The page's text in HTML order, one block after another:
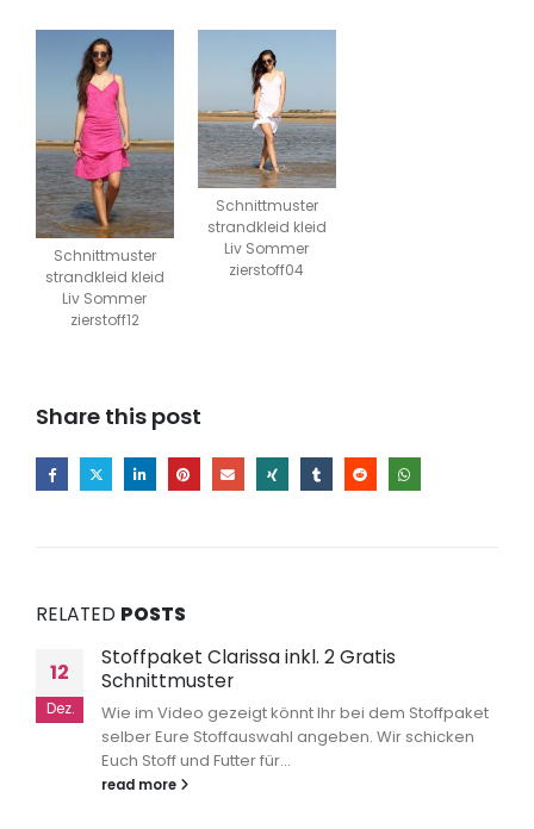
Schnittmuster
strandkleid kleid
Liv Sommer
zierstoff12
Schnittmuster
strandkleid kleid
Liv Sommer
zierstoff04
Share this post
RELATED POSTS
12
Dez.
Stoffpaket Clarissa inkl. 2 Gratis
Schnittmuster
Wie im Video gezeigt könnt Ihr bei dem Stoffpaket
selber Eure Stoffauswahl angeben. Wir schicken
Euch Stoff und Futter für...
read more